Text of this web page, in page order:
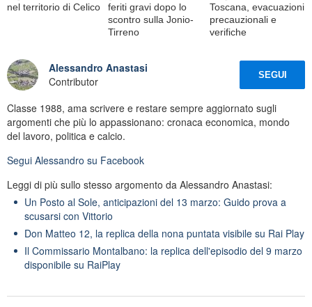
nel territorio di Celico
feriti gravi dopo lo
scontro sulla Jonio-
Tirreno
Toscana, evacuazioni
precauzionali e
verifiche
Alessandro Anastasi
Contributor
SEGUI
Classe 1988, ama scrivere e restare sempre aggiornato sugli
argomenti che più lo appassionano: cronaca economica, mondo
del lavoro, politica e calcio.
Segui Alessandro su Facebook
Leggi di più sullo stesso argomento da Alessandro Anastasi:
Un Posto al Sole, anticipazioni del 13 marzo: Guido prova a
scusarsi con Vittorio
Don Matteo 12, la replica della nona puntata visibile su Rai Play
Il Commissario Montalbano: la replica dell'episodio del 9 marzo
disponibile su RaiPlay